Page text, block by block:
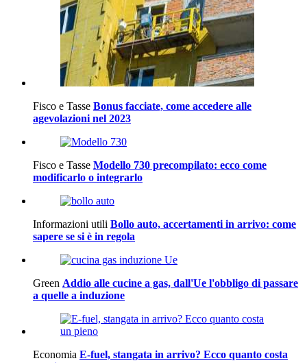
Fisco e Tasse Bonus facciate, come accedere alle
agevolazioni nel 2023
Fisco e Tasse Modello 730 precompilato: ecco come
modificarlo o integrarlo
Informazioni utili Bollo auto, accertamenti in arrivo: come
sapere se si è in regola
Green Addio alle cucine a gas, dall'Ue l'obbligo di passare
a quelle a induzione
Economia E-fuel, stangata in arrivo? Ecco quanto costa